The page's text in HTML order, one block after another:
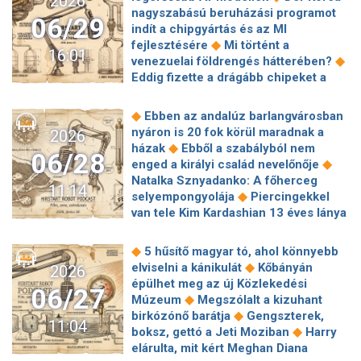
de elvesztették bizalmukat a FIFA
vezetésében◆Jönnek a 40 fok
feletti napok
tétlenkedik◆ 25 nagykövetet hívott
vissza Orbán Anita◆Magyarország
rendezheti az utolsó ökölvívó olimpiai
világkvalifikációs tornát◆Kubatov
Gábor a szurkolói ankéton: "Olyan
mint egy teve"◆Még koránt sincs
vége a melegedésnek
szervízdíjat! Ez jelezheti, hogy gond
van a légkondijával ◆ MI-vel akarta
kijátszani a NAV-ot egy vállalkozó
GPT-5.6 Sol, Terra, Luna
06/29
16:01
nagyszabású beruházási programot
indít a chipgyártás és az MI
fejlesztésére ◆ Mi történt a
venezuelai földrengés hátterében? ◆
Eddig fizette a drágább chipeket a
AI-ról indít kampányt az Egyenlítő
Alapítvány◆Az egész országra piros
figyelmeztetést adtak ki◆Meglepőt
húzott a Microsoft◆Túlélési
útmutató 40 fokra, hogy ne fogjon ki
rajtunk a kánikula ◆Az ősi élet jeleire
bukkanhatott a Nasa önjáró robotja a
◆
◆ A mesterséges intelligencia
befolyásolja a fiatalok karrierjét
Bécs új központot hoz létre az
emberközpontú mesterséges
intelligenciáért
2026
06/28
11:14
◆ Ebben az andalúz barlangvárosban
nyáron is 20 fok körül maradnak a
házak ◆ Ebből a szabályból nem
enged a királyi család nevelőnője ◆
Natalka Sznyadanko: A főherceg
selyempongyolája ◆ Piercingekkel
van tele Kim Kardashian 13 éves lánya
Istenes Bence és Csobot Adél 15 év
után összeházasodott?◆ Alig
elmlékszik már valaki, miért angol
gyerek játszotta Nemecseket: 8 titok
A Pál utcai fiúkról
◆Tóth Vera:
"Kihívtam magamra a mentőt"◆
Gyűlöletcunami zúdult a Budapesti
Showszínházra, amiért elvállalták
2026
06/27
11:04
◆ 5 hűsítő magyar tó, ahol könnyebb
elviselni a kánikulát ◆ Kőbányán
épülhet meg az új Közlekedési
Múzeum ◆ Megszólalt a kizuhant
birkózónő barátja ◆ Gengszterek,
boksz, gettó a Jeti Moziban ◆ Harry
elárulta, mit kért Meghan Diana